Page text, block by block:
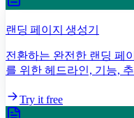
랜딩 페이지 생성기
전환하는 완전한 랜딩 페
를 위한 헤드라인, 기능,
Try it free